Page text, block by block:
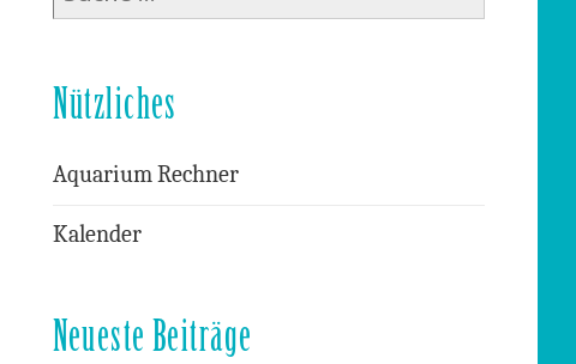
nach:
Nützliches
Aquarium Rechner
Kalender
Neueste Beiträge